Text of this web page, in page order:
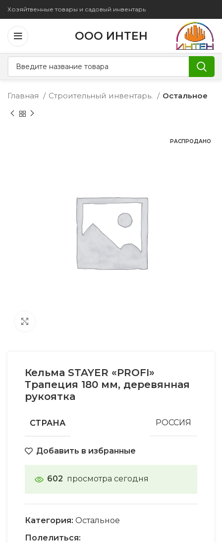
Хозяйтвенные товары и садовый инвентарь
ООО ИНТЕН
Главная Строительный инвентарь. Остальное
РАСПРОДАНО
Кельма STAYER «PROFI»
Трапеция 180 мм, деревянная
рукоятка
СТРАНА РОССИЯ
Добавить в избранные
602 просмотра сегодня
Категория: Остальное
Полелиться: